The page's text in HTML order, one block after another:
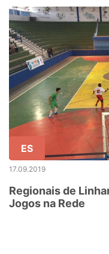
ES
17.09.2019
Regionais de
Jogos na Rede